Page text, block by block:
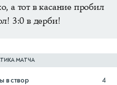
а тот в касание пробил
3:0 в дерби!
МАТЧА
в створ 4